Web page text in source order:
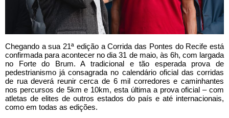
Chegando a sua 21ª edição a Corrida das Pontes do Recife está
confirmada para acontecer no dia 31 de maio, às 6h, com largada
no Forte do Brum. A tradicional e tão esperada prova de
pedestrianismo já consagrada no calendário oficial das corridas
de rua deverá reunir cerca de 6 mil corredores e caminhantes
nos percursos de 5km e 10km, esta última a prova oficial – com
atletas de elites de outros estados do país e até internacionais,
como em todas as edições.